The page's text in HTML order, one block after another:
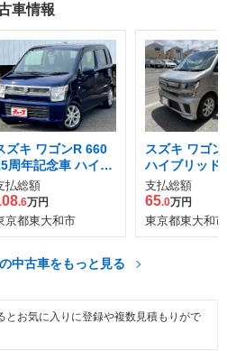
車情報
ズキ ワゴンR 660
周年記念車 ハイブ
ッド FXリミテッド
払総額
.6万円
京都東大和市
スズキ ワゴ
ハイブリッド
ーフティパッ
装着車 4WD
支払総額
65.0万円
東京都東大和市
中古車をもっと見る
とお気に入りに登録や複数見積もりがで